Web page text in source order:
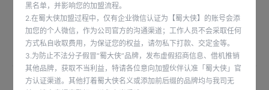
马来西亚柔佛州签约成功
发布时间：2022-04-06
黑名单，并影响您的加盟流程。
2.在蜀大侠加盟过程中，仅有企业微信认证为【蜀大侠】的账号会添
加您的个人微信，作为公司官方的沟通渠道；工作人员不会采取任何
方式私自收取费用，为保证您的权益，请勿私下打款、交定金等。
3.为防止不法分子假冒“蜀大侠”品牌，发布虚假招商信息、借机推销
其他品牌，获取不当利益，特请各位意向加盟伙伴认准「蜀大侠」官
方认证渠道。其他打着蜀大侠名义或添加前后缀的品牌均与我司无